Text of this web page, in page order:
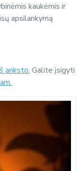
kaukėmis ir
apsilankymą
anksto. Galite įsigyti